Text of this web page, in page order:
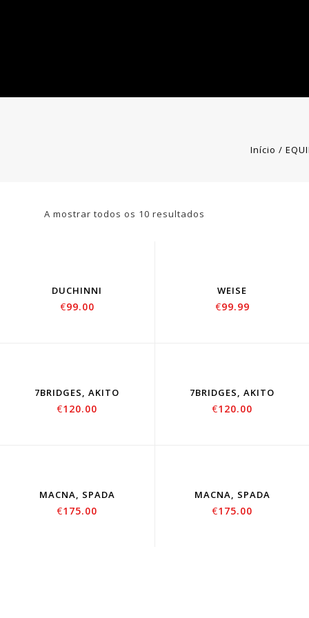
Início /
A mostrar todos os 10 resultados
DUCHINNI
€99.00
WEISE
€99.99
7BRIDGES, AKITO
€120.00
7BRIDGES, AKITO
€120.00
MACNA, SPADA
€175.00
MACNA, SPADA
€175.00